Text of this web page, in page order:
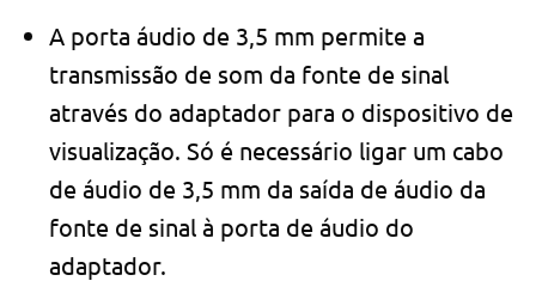
A porta áudio de 3,5 mm permite a
transmissão de som da fonte de sinal
através do adaptador para o dispositivo de
visualização. Só é necessário ligar um cabo
de áudio de 3,5 mm da saída de áudio da
fonte de sinal à porta de áudio do
adaptador.